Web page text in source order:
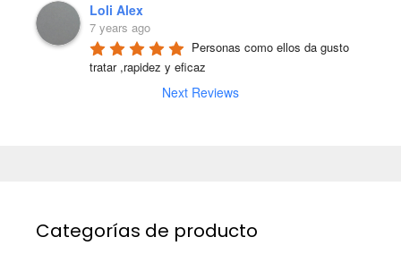
Loli Alex
7 years ago
Personas como ellos da gusto
tratar ,rapidez y eficaz
Next Reviews
Categorías de producto